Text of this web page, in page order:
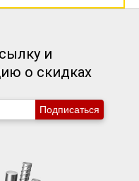
и
о скидках
Подписаться